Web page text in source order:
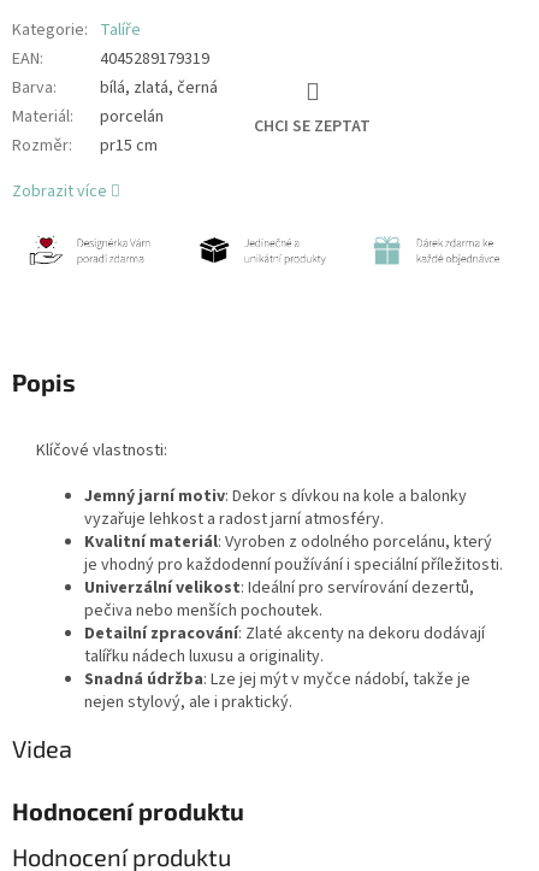
Kategorie: Talíře
EAN:
4045289179319
Barva:
bílá, zlatá, černá
Materiál:
porcelán
Rozměr: pr15 cm
CHCI SE ZEPTAT
Zobrazit více
Popis
Klíčové vlastnosti:
Jemný jarní motiv: Dekor s dívkou na kole a balonky
vyzařuje lehkost a radost jarní atmosféry.
Kvalitní materiál: Vyroben z odolného porcelánu, který
je vhodný pro každodenní používání i speciální příležitosti.
Univerzální velikost: Ideální pro servírování dezertů,
pečiva nebo menších pochoutek.
Detailní zpracování: Zlaté akcenty na dekoru dodávají
talířku nádech luxusu a originality.
Snadná údržba: Lze jej mýt v myčce nádobí, takže je
nejen stylový, ale i praktický.
Videa
Hodnocení produktu
Hodnocení produktu